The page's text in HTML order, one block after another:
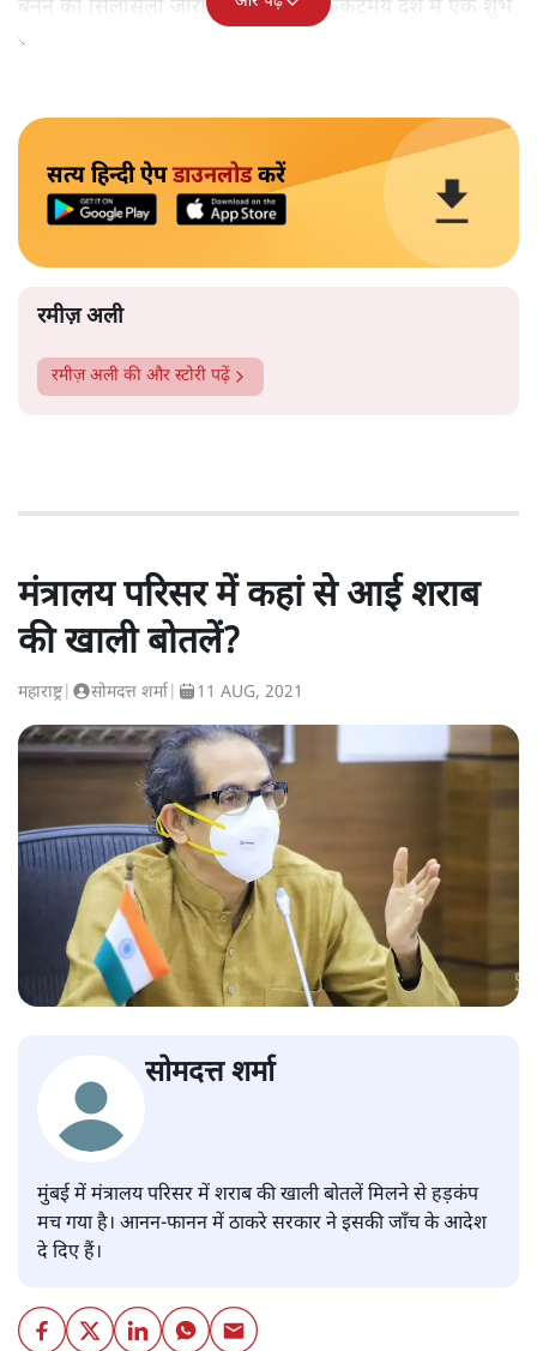
बनने का सिलसिला जारी है जो कि इस क्रिकेटमय देश में एक शुभ
संकेत है।
सत्य हिन्दी ऐपडाउनलोडकरें
रमीज़ अली
रमीज़ अली की और स्टोरी पढ़ें
मंत्रालय परिसर में कहां से आई शराब
की खाली बोतलें?
महाराष्ट्र| सोमदत्त शर्मा 11 AUG, 2021
सोमदत्त शर्मा
मुंबई में मंत्रालय परिसर में शराब की खाली बोतलें मिलने से हड़कंप
मच गया है। आनन-फानन में ठाकरे सरकार ने इसकी जाँच के आदेश
दे दिए हैं।